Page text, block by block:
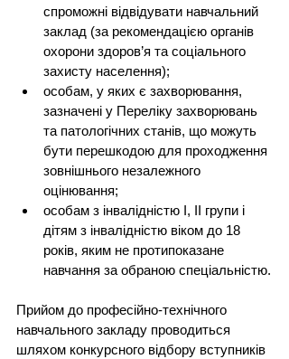
спроможні відвідувати навчальний
заклад (за рекомендацією органів
охорони здоров’я та соціального
захисту населення);
особам, у яких є захворювання,
зазначені у Переліку захворювань
та патологічних станів, що можуть
бути перешкодою для проходження
зовнішнього незалежного
оцінювання;
особам з інвалідністю I, II групи і
дітям з інвалідністю віком до 18
років, яким не протипоказане
навчання за обраною спеціальністю.
Прийом до професійно-технічного
навчального закладу проводиться
шляхом конкурсного відбору вступників